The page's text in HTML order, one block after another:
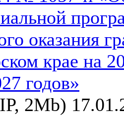
оказания
крае на
годов»
2Mb)